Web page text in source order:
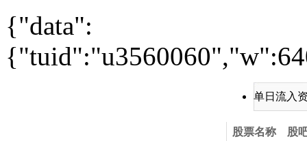
{"data":
单日流入
股票名称 股